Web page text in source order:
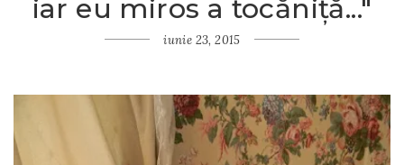
Iubitelor
mele
flori de
tocăniţă..."
iar eu miros a tocăniţă..."
iunie 23, 2015